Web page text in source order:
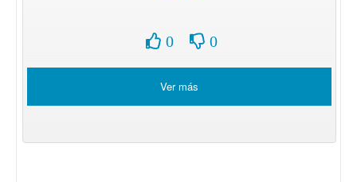
0 0
Ver más